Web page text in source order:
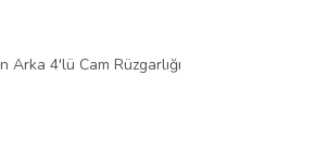
4'lü Cam Rüzgarlığı